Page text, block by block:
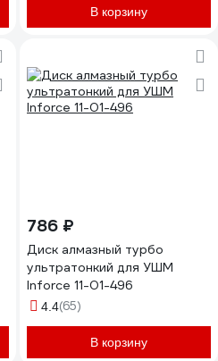
В корзину
786 ₽
Диск алмазный турбо
ультратонкий для УШМ
Inforce 11-01-496
4.4(65)
В корзину